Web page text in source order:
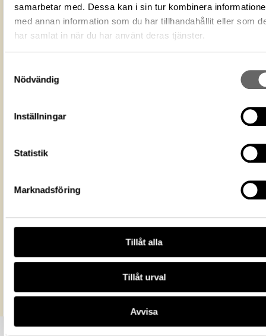
samarbetar med. Dessa kan i sin tur kombinera
med annan information som du har tillhandahållit eller som
har samlat in när du har använt deras tjänster.
Nödvändig
Inställningar
Statistik
Marknadsföring
Tillåt alla
Tillåt urval
Avvisa
41352_HST
+ Visa 1 till
Fotograf
Du får bearbeta och dela verket
ändamål, även kommersiella, så
licensgivare. CC BY 4.0
https://samlingar.shm.se/media/
03C3-4BC4-82A7-5F5DDE894C5A
Kopiera URI
All textinformation (metadata) på denna sida är fri att använda
licensen CC0.